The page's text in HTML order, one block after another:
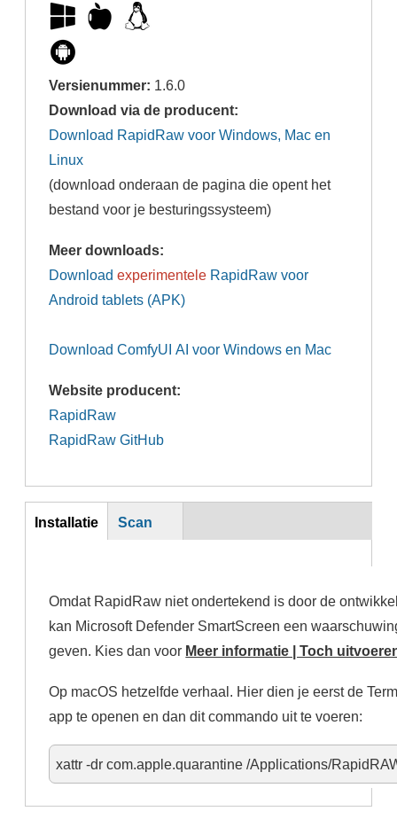
Versienummer: 1.6.0
Download via de producent:
Download RapidRaw voor Windows, Mac en
Linux
(download onderaan de pagina die opent het
bestand voor je besturingssysteem)
Meer downloads:
Downloadexperimentele RapidRaw voor
Android tablets (APK)
Download ComfyUI AI voor Windows en Mac
Website producent:
RapidRaw
RapidRaw GitHub
inst
Installatie
Scan
Omdat RapidRaw niet ondertekend is door de
kan Microsoft Defender SmartScreen een
geven. Kies dan voor Meer informatie | Toch
Op macOS hetzelfde verhaal. Hier dien je eerst de
app te openen en dan dit commando uit te voeren:
xattr -dr com.apple.quarantine /Applications/